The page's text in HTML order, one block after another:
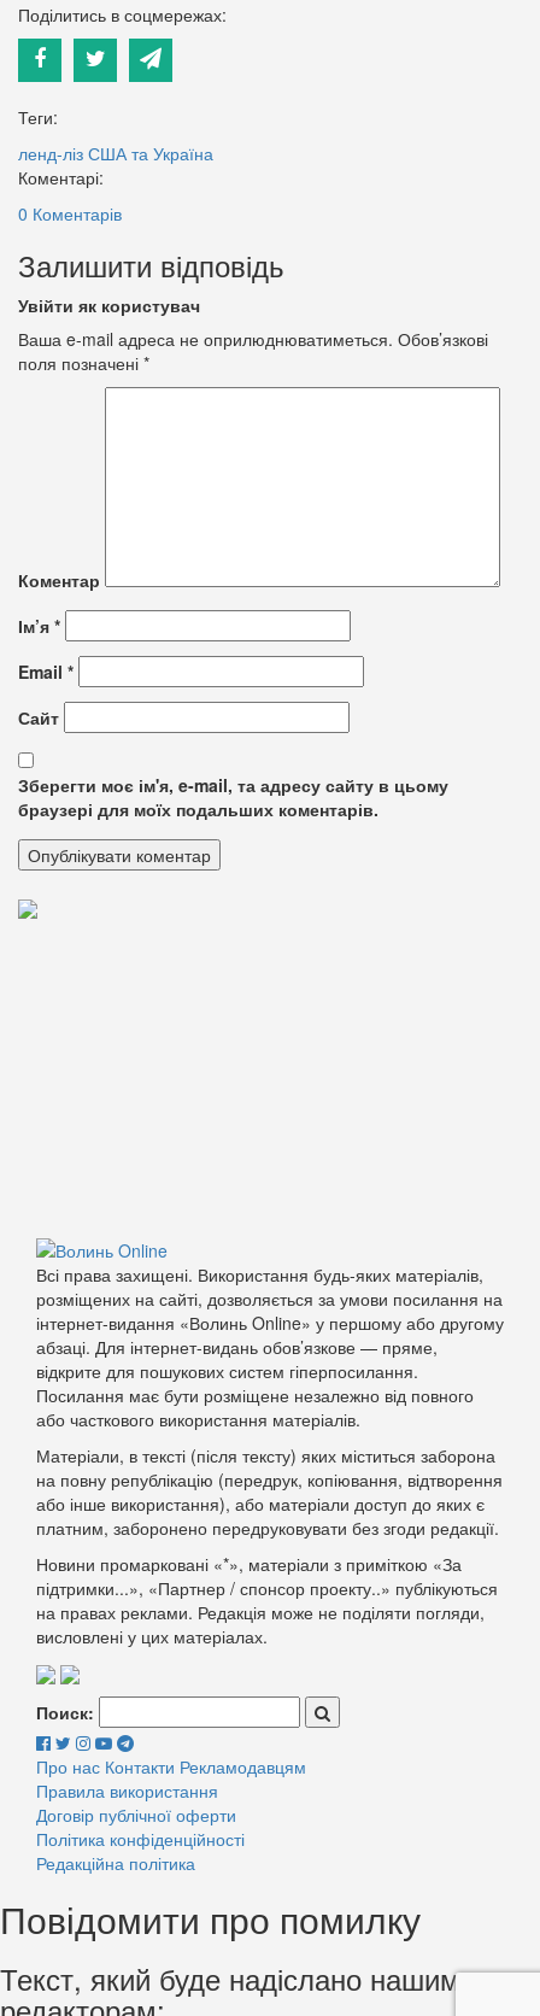
Поділитись в соцмережах:
Теги:
ленд-ліз США та Україна
Коментарі:
0 Коментарів
Залишити відповідь
Увійти як користувач
Ваша e-mail адреса не оприлюднюватиметься. Обов’язкові
поля позначені *
Коментар
Ім’я *
Email *
Сайт
Зберегти моє ім'я, e-mail, та адресу сайту в цьому
браузері для моїх подальших коментарів.
Всі права захищені. Використання будь-яких матеріалів,
розміщених на сайті, дозволяється за умови посилання на
інтернет-видання «Волинь Online» у першому або другому
абзаці. Для інтернет-видань обов’язкове — пряме,
відкрите для пошукових систем гіперпосилання.
Посилання має бути розміщене незалежно від повного
або часткового використання матеріалів.
Матеріали, в тексті (після тексту) яких міститься заборона
на повну републікацію (передрук, копіювання, відтворення
або інше використання), або матеріали доступ до яких є
платним, заборонено передруковувати без згоди редакції.
Новини промарковані «*», матеріали з приміткою «За
підтримки...», «Партнер / спонсор проекту..» публікуються
на правах реклами. Редакція може не поділяти погляди,
висловлені у цих матеріалах.
Поиск:
Про нас Контакти Рекламодавцям
Правила використання
Договір публічної оферти
Політика конфіденційності
Редакційна політика
Повідомити про помилку
Текст, який буде надіслано нашим